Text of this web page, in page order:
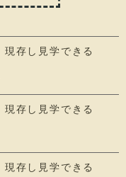
現存し見学できる
現存し見学できる
現存し見学できる